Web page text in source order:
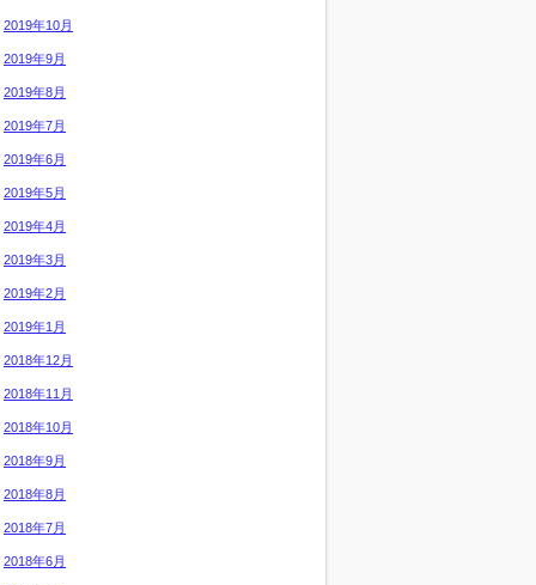
2019年10月
2019年9月
2019年8月
2019年7月
2019年6月
2019年5月
2019年4月
2019年3月
2019年2月
2019年1月
2018年12月
2018年11月
2018年10月
2018年9月
2018年8月
2018年7月
2018年6月